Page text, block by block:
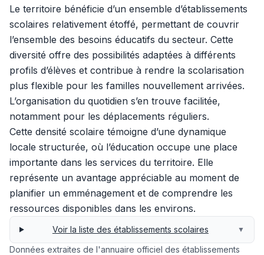
Le territoire bénéficie d’un ensemble d’établissements
scolaires relativement étoffé, permettant de couvrir
l’ensemble des besoins éducatifs du secteur. Cette
diversité offre des possibilités adaptées à différents
profils d’élèves et contribue à rendre la scolarisation
plus flexible pour les familles nouvellement arrivées.
L’organisation du quotidien s’en trouve facilitée,
notamment pour les déplacements réguliers.
Cette densité scolaire témoigne d’une dynamique
locale structurée, où l’éducation occupe une place
importante dans les services du territoire. Elle
représente un avantage appréciable au moment de
planifier un emménagement et de comprendre les
ressources disponibles dans les environs.
Voir la liste des établissements scolaires ▼
Données extraites de l'annuaire officiel des établissements